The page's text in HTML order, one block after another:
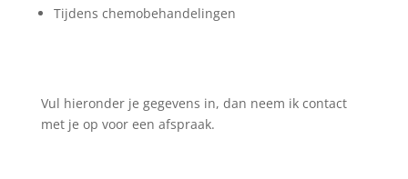
Tijdens chemobehandelingen
Vul hieronder je gegevens in, dan neem ik contact
met je op voor een afspraak.